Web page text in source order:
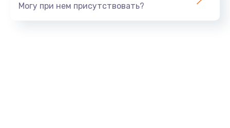
от 880 руб.
Могу при нем присутствовать?